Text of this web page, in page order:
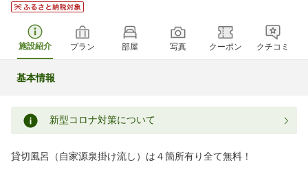
施設紹介 プラン 部屋 写真 クーポン クチコミ
基本情報
新型コロナ対策について
貸切風呂（自家源泉掛け流し）は４箇所有り全て無料！